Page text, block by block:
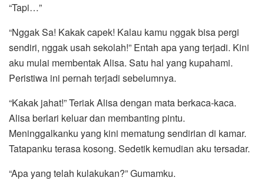
“Tapi…”
“Nggak Sa! Kakak capek! Kalau kamu nggak bisa pergi
sendiri, nggak usah sekolah!” Entah apa yang terjadi. Kini
aku mulai membentak Alisa. Satu hal yang kupahami.
Peristiwa ini pernah terjadi sebelumnya.
“Kakak jahat!” Teriak Alisa dengan mata berkaca-kaca.
Alisa berlari keluar dan membanting pintu.
Meninggalkanku yang kini mematung sendirian di kamar.
Tatapanku terasa kosong. Sedetik kemudian aku tersadar.
“Apa yang telah kulakukan?” Gumamku.